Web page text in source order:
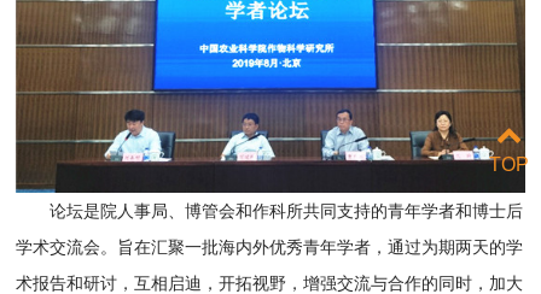
论坛是院人事局、博管会和作科所共同支持的青年学者和博士后
学术交流会。旨在汇聚一批海内外优秀青年学者，通过为期两天的学
术报告和研讨，互相启迪，开拓视野，增强交流与合作的同时，加大
TOP